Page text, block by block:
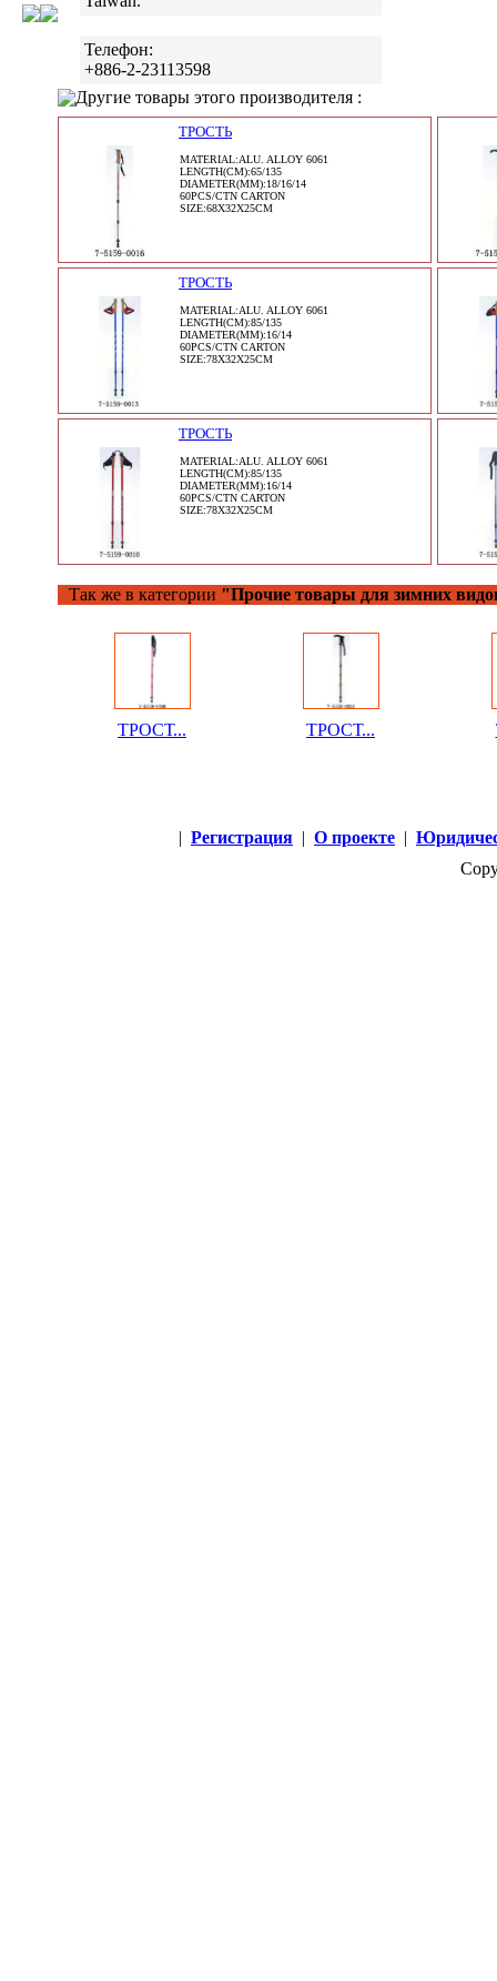
Телефон:
+886-2-23113598
Другие товары этого производителя :
ТРОСТЬ
MATERIAL:ALU. ALLOY 6061
LENGTH(CM):65/135
DIAMETER(MM):18/16/14
60PCS/CTN CARTON
SIZE:68X32X25CM
ТРОСТЬ
MATERIAL:ALU. ALLOY 6061
LENGTH(CM):85/135
DIAMETER(MM):16/14
60PCS/CTN CARTON
SIZE:78X32X25CM
ТРОСТЬ
MATERIAL:ALU. ALLOY 6061
LENGTH(CM):85/135
DIAMETER(MM):16/14
60PCS/CTN CARTON
SIZE:78X32X25CM
Так же в категории "Прочие товары для зимних
ТРОСТ... ТРОСТ...
| Регистрация | О проекте |